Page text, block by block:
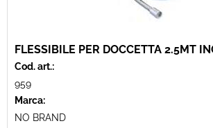
FLESSIBILE PER DOCCETTA 2.5MT
Cod. art.:
959
Marca:
NO BRAND